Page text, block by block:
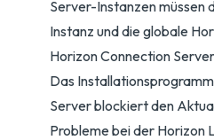
Server-Instanzen müssen
Instanz und die globale
Horizon Connection
Das
Server blockiert den
Probleme bei der Horizon